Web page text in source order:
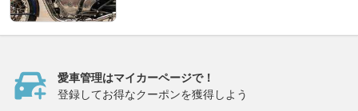
愛車管理はマイカーページで！
登録してお得なクーポンを獲得しよう